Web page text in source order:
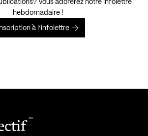
Vous adorerez notre infolettre
hebdomadaire !
Inscription à l’infolettre